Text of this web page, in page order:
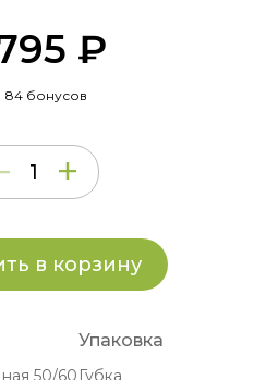
₽
84 бонусов
в корзину
50/60
Упаковка
Губка